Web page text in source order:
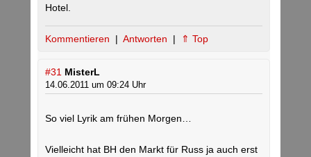
Hotel.
Kommentieren | Antworten | ⇑ Top
#31 MisterL
14.06.2011 um 09:24 Uhr
So viel Lyrik am frühen Morgen…
Vielleicht hat BH den Markt für Russ ja auch erst